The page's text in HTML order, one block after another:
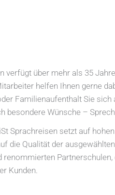
verfügt über mehr als 35
helfen Ihnen gerne
Familienaufenthalt Sie
besondere Wünsche –
Sprachreisen setzt auf
die Qualität der
renommierten
Kunden.